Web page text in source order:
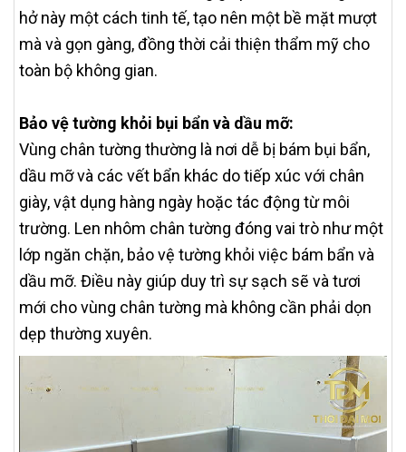
hở này một cách tinh tế, tạo nên một bề mặt mượt
mà và gọn gàng, đồng thời cải thiện thẩm mỹ cho
toàn bộ không gian.
Bảo vệ tường khỏi bụi bẩn và dầu mỡ:
Vùng chân tường thường là nơi dễ bị bám bụi bẩn,
dầu mỡ và các vết bẩn khác do tiếp xúc với chân
giày, vật dụng hàng ngày hoặc tác động từ môi
trường. Len nhôm chân tường đóng vai trò như một
lớp ngăn chặn, bảo vệ tường khỏi việc bám bẩn và
dầu mỡ. Điều này giúp duy trì sự sạch sẽ và tươi
mới cho vùng chân tường mà không cần phải dọn
dẹp thường xuyên.